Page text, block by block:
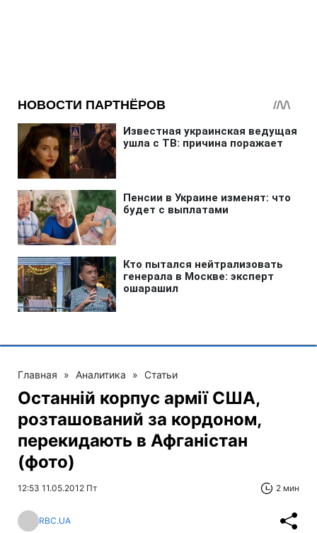
Главная » Аналитика » Статьи
Останній корпус армії США,
розташований за кордоном,
перекидають в Афганістан
(фото)
12:53 11.05.2012 Пт 2 мин
RBC.UA